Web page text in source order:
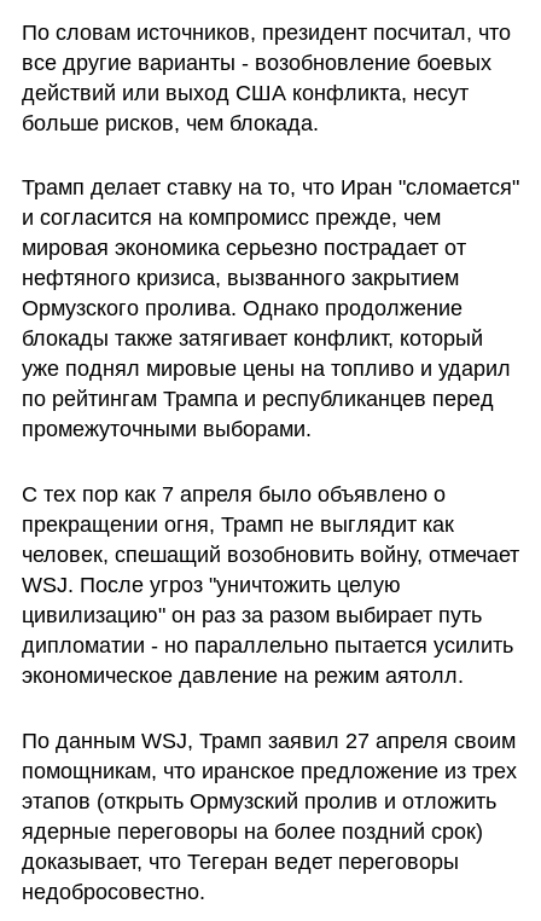
По словам источников, президент посчитал, что
все другие варианты - возобновление боевых
действий или выход США конфликта, несут
больше рисков, чем блокада.
Трамп делает ставку на то, что Иран "сломается"
и согласится на компромисс прежде, чем
мировая экономика серьезно пострадает от
нефтяного кризиса, вызванного закрытием
Ормузского пролива. Однако продолжение
блокады также затягивает конфликт, который
уже поднял мировые цены на топливо и ударил
по рейтингам Трампа и республиканцев перед
промежуточными выборами.
С тех пор как 7 апреля было объявлено о
прекращении огня, Трамп не выглядит как
человек, спешащий возобновить войну, отмечает
WSJ. После угроз "уничтожить целую
цивилизацию" он раз за разом выбирает путь
дипломатии - но параллельно пытается усилить
экономическое давление на режим аятолл.
По данным WSJ, Трамп заявил 27 апреля своим
помощникам, что иранское предложение из трех
этапов (открыть Ормузский пролив и отложить
ядерные переговоры на более поздний срок)
доказывает, что Тегеран ведет переговоры
недобросовестно.